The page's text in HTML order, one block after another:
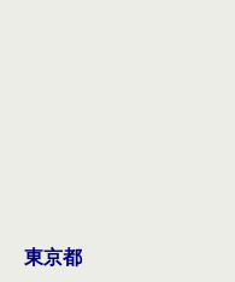
東京都